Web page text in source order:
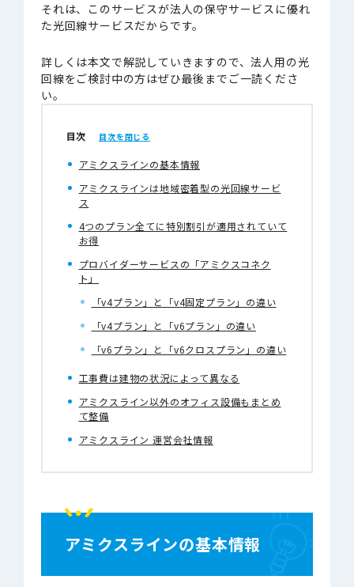
それは、このサービスが法人の保守サービスに優れ
た光回線サービスだからです。
詳しくは本文で解説していきますので、法人用の光
回線をご検討中の方はぜひ最後までご一読くださ
い。
目次
アミクスラインの基本情報
アミクスラインは地域密着型の光回線サービ
ス
4つのプラン全てに特別割引が適用されていて
お得
プロバイダーサービスの「アミクスコネク
ト」
「v4プラン」と「v4固定プラン」の違い
「v4プラン」と「v6プラン」の違い
「v6プラン」と「v6クロスプラン」の違い
工事費は建物の状況によって異なる
アミクスライン以外のオフィス設備もまとめ
て整備
アミクスライン 運営会社情報
アミクスラインの基本情報